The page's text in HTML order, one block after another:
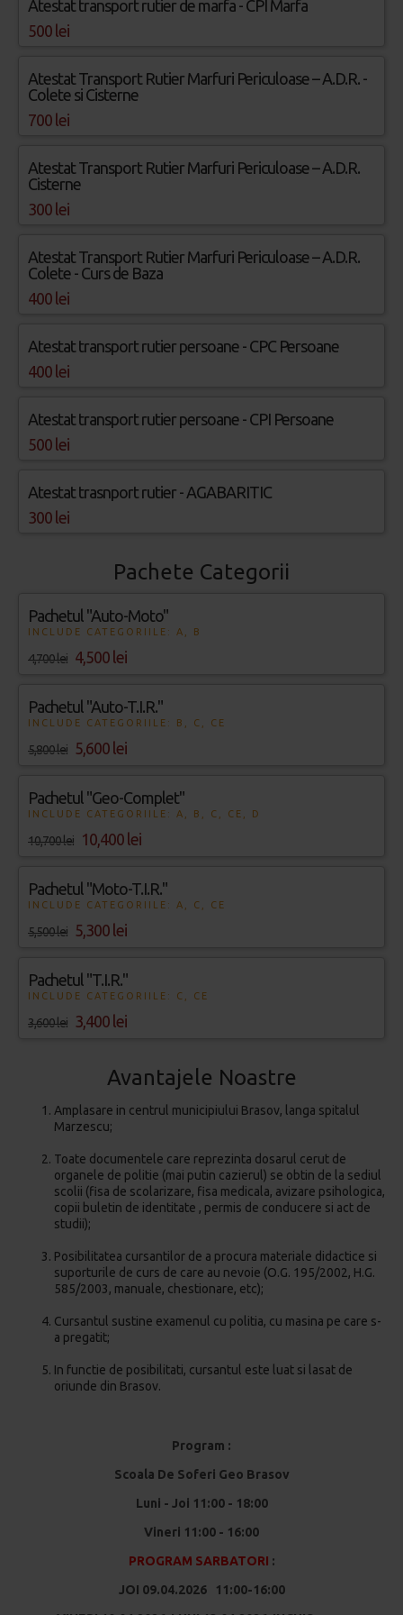
Atestat transport rutier de marfa - CPI Marfa
500 lei
Atestat Transport Rutier Marfuri Periculoase – A.D.R. -
Colete si Cisterne
700 lei
Atestat Transport Rutier Marfuri Periculoase – A.D.R.
Cisterne
300 lei
Atestat Transport Rutier Marfuri Periculoase – A.D.R.
Colete - Curs de Baza
400 lei
Atestat transport rutier persoane - CPC Persoane
400 lei
Atestat transport rutier persoane - CPI Persoane
500 lei
Atestat trasnport rutier - AGABARITIC
300 lei
Pachete Categorii
Pachetul "Auto-Moto"
INCLUDE CATEGORIILE: A, B
4,700 lei 4,500 lei
Pachetul "Auto-T.I.R."
INCLUDE CATEGORIILE: B, C, CE
5,800 lei 5,600 lei
Pachetul "Geo-Complet"
INCLUDE CATEGORIILE: A, B, C, CE, D
10,700 lei 10,400 lei
Pachetul "Moto-T.I.R."
INCLUDE CATEGORIILE: A, C, CE
5,500 lei 5,300 lei
Pachetul "T.I.R."
INCLUDE CATEGORIILE: C, CE
3,600 lei 3,400 lei
Avantajele Noastre
Amplasare in centrul municipiului Brasov, langa spitalul
Marzescu;
Toate documentele care reprezinta dosarul cerut de
organele de politie (mai putin cazierul) se obtin de la sediul
scolii (fisa de scolarizare, fisa medicala, avizare psihologica,
copii buletin de identitate , permis de conducere si act de
studii);
Posibilitatea cursantilor de a procura materiale didactice si
suporturile de curs de care au nevoie (O.G. 195/2002, H.G.
585/2003, manuale, chestionare, etc);
Cursantul sustine examenul cu politia, cu masina pe care s-
a pregatit;
In functie de posibilitati, cursantul este luat si lasat de
oriunde din Brasov.
Program :
Scoala De Soferi Geo Brasov
Luni - Joi 11:00 - 18:00
Vineri 11:00 - 16:00
PROGRAM SARBATORI :
JOI 09.04.2026 11:00-16:00